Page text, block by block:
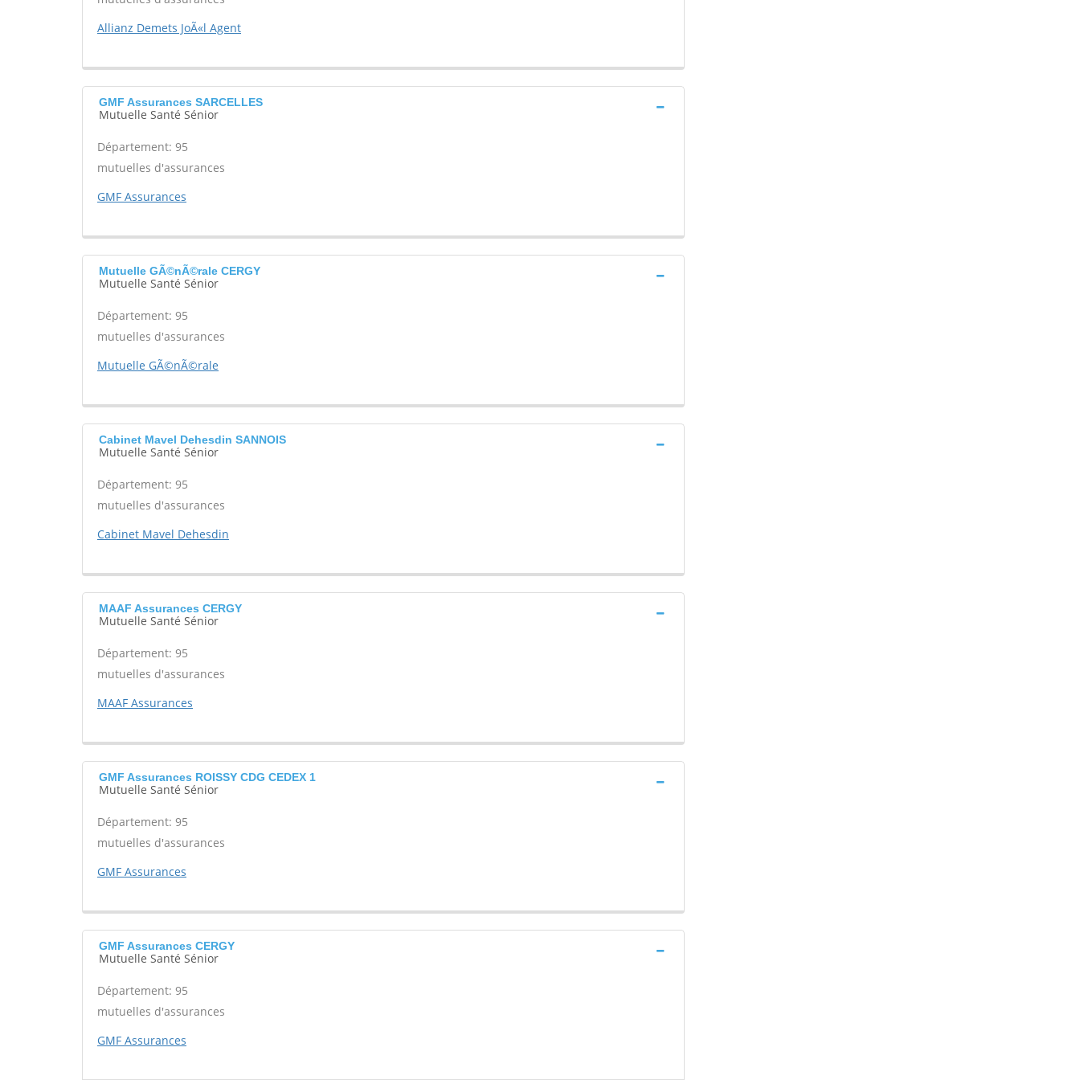
Allianz Demets JoÃ«l Agent
GMF Assurances SARCELLES
Mutuelle Santé Sénior
Département: 95
mutuelles d'assurances
GMF Assurances
Mutuelle GÃ©nÃ©rale CERGY
Mutuelle Santé Sénior
Département: 95
mutuelles d'assurances
Mutuelle GÃ©nÃ©rale
Cabinet Mavel Dehesdin SANNOIS
Mutuelle Santé Sénior
Département: 95
mutuelles d'assurances
Cabinet Mavel Dehesdin
MAAF Assurances CERGY
Mutuelle Santé Sénior
Département: 95
mutuelles d'assurances
MAAF Assurances
GMF Assurances ROISSY CDG CEDEX 1
Mutuelle Santé Sénior
Département: 95
mutuelles d'assurances
GMF Assurances
GMF Assurances CERGY
Mutuelle Santé Sénior
Département: 95
mutuelles d'assurances
GMF Assurances